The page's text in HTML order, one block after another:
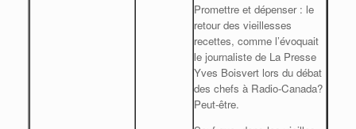
Promettre et dépenser : le
retour des vieillesses
recettes, comme l’évoquait
le journaliste de La Presse
Yves Boisvert lors du débat
des chefs à Radio-Canada?
Peut-être.